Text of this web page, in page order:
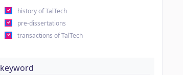
history of TalTech
pre-dissertations
transactions of TalTech
keyword